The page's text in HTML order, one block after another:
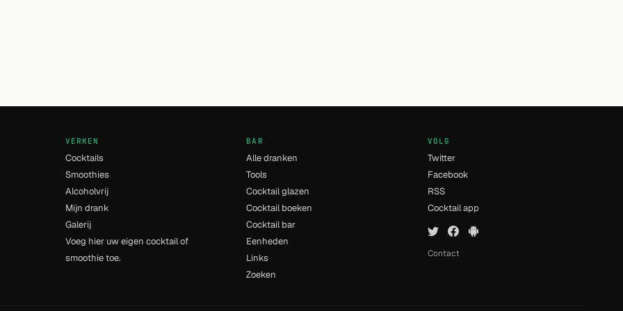
VERKEN
Cocktails
Smoothies
Alcoholvrij
Mijn drank
Galerij
Voeg hier uw eigen cocktail of
smoothie toe.
BAR
Alle dranken
Tools
Cocktail glazen
Cocktail boeken
Cocktail bar
Eenheden
Links
Zoeken
VOLG
Twitter
Facebook
RSS
Cocktail app
Contact